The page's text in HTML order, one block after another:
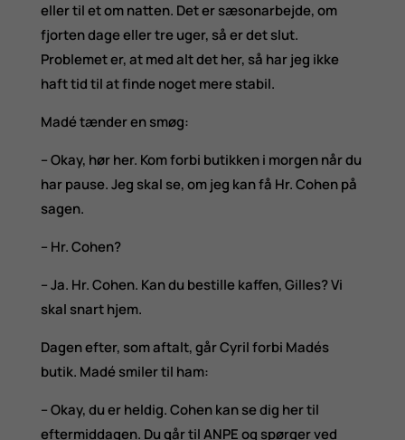
eller til et om natten. Det er sæsonarbejde, om
fjorten dage eller tre uger, så er det slut.
Problemet er, at med alt det her, så har jeg ikke
haft tid til at finde noget mere stabil.
Madé tænder en smøg:
– Okay, hør her. Kom forbi butikken i morgen når du
har pause. Jeg skal se, om jeg kan få Hr. Cohen på
sagen.
– Hr. Cohen?
– Ja. Hr. Cohen. Kan du bestille kaffen, Gilles? Vi
skal snart hjem.
Dagen efter, som aftalt, går Cyril forbi Madés
butik. Madé smiler til ham:
– Okay, du er heldig. Cohen kan se dig her til
eftermiddagen. Du går til ANPE og spørger ved